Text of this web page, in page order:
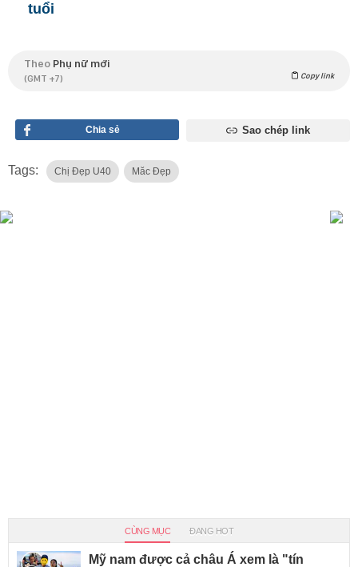
tuổi
Theo Phụ nữ mới
(GMT +7) Copy link
Chia sẻ Sao chép link
Tags: Chị Đẹp U40 Măc Đẹp
CÙNG MỤC ĐANG HOT
Mỹ nam được cả châu Á xem là "tín